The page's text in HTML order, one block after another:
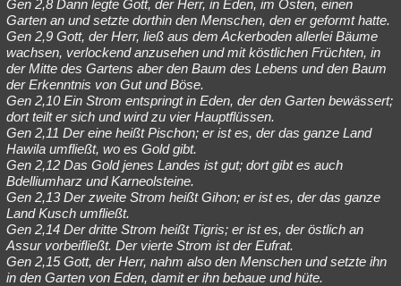
Gen 2,8 Dann legte Gott, der Herr, in Eden, im Osten, einen
Garten an und setzte dorthin den Menschen, den er geformt hatte.
Gen 2,9 Gott, der Herr, ließ aus dem Ackerboden allerlei Bäume
wachsen, verlockend anzusehen und mit köstlichen Früchten, in
der Mitte des Gartens aber den Baum des Lebens und den Baum
der Erkenntnis von Gut und Böse.
Gen 2,10 Ein Strom entspringt in Eden, der den Garten bewässert;
dort teilt er sich und wird zu vier Hauptflüssen.
Gen 2,11 Der eine heißt Pischon; er ist es, der das ganze Land
Hawila umfließt, wo es Gold gibt.
Gen 2,12 Das Gold jenes Landes ist gut; dort gibt es auch
Bdelliumharz und Karneolsteine.
Gen 2,13 Der zweite Strom heißt Gihon; er ist es, der das ganze
Land Kusch umfließt.
Gen 2,14 Der dritte Strom heißt Tigris; er ist es, der östlich an
Assur vorbeifließt. Der vierte Strom ist der Eufrat.
Gen 2,15 Gott, der Herr, nahm also den Menschen und setzte ihn
in den Garten von Eden, damit er ihn bebaue und hüte.